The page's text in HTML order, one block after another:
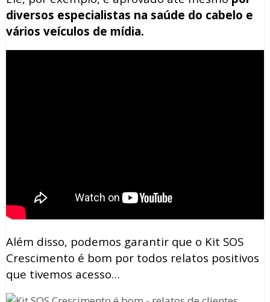
diversos especialistas na saúde do cabelo e
vários veículos de mídia.
Além disso, podemos garantir que o Kit SOS
Crescimento é bom por todos relatos positivos
que tivemos acesso…